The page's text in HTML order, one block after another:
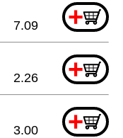
+
7.09
+
2.26
+
3.00